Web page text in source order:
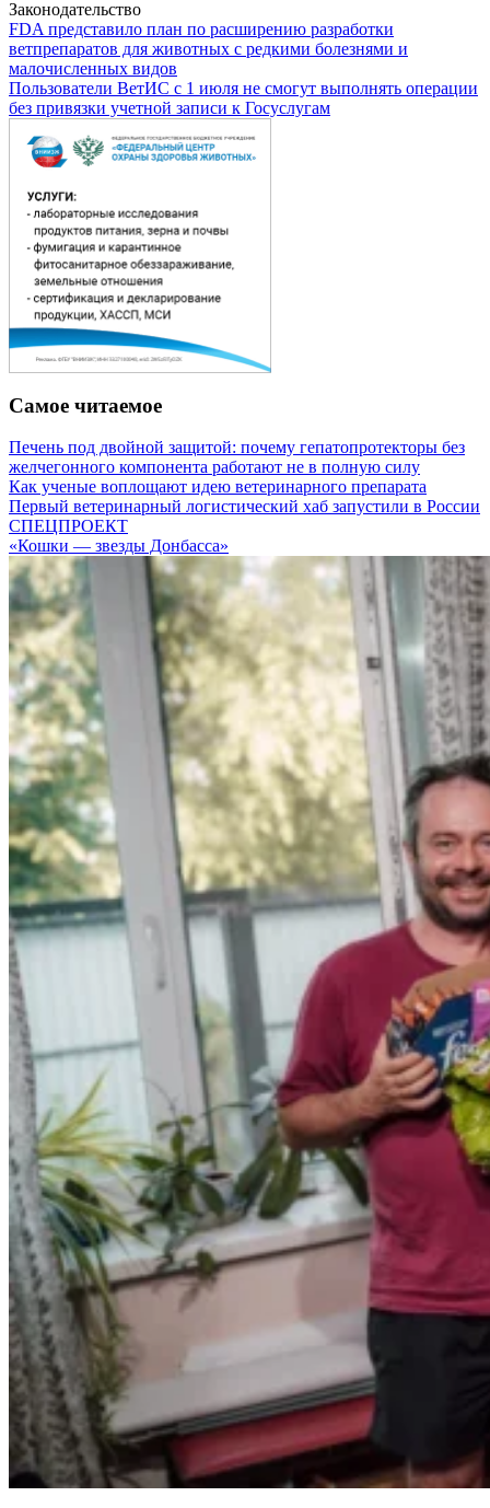
Законодательство
FDA представило план по расширению разработки
ветпрепаратов для животных с редкими болезнями и
малочисленных видов
Пользователи ВетИС с 1 июля не смогут выполнять операции
без привязки учетной записи к Госуслугам
Самое читаемое
Печень под двойной защитой: почему гепатопротекторы без
желчегонного компонента работают не в полную силу
Как ученые воплощают идею ветеринарного препарата
Первый ветеринарный логистический хаб запустили в России
СПЕЦПРОЕКТ
«Кошки — звезды Донбасса»